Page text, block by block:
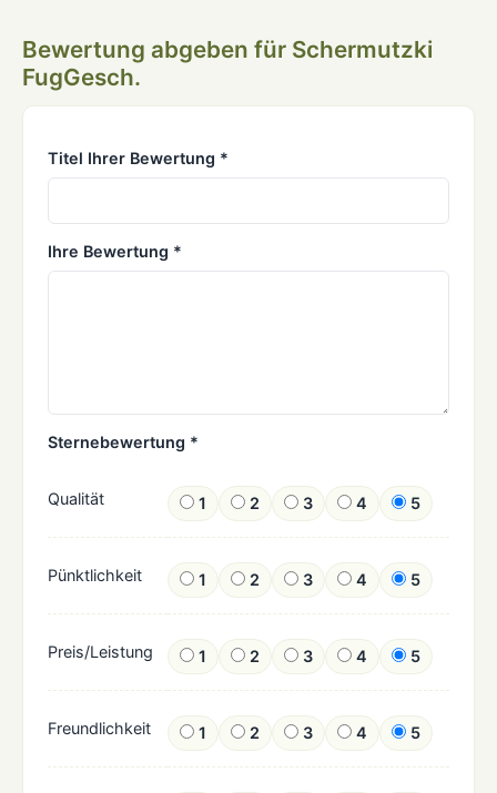
Bewertung abgeben für Schermutzki
FugGesch.
Titel Ihrer Bewertung *
Ihre Bewertung *
Sternebewertung *
Qualität 1 2 3 4 5
Pünktlichkeit 1 2 3 4 5
Preis/Leistung 1 2 3 4 5
Freundlichkeit 1 2 3 4 5